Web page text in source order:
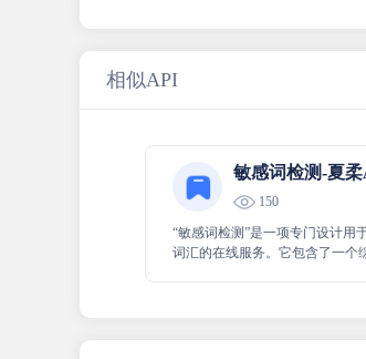
相似API
敏感词检测-夏
150
“敏感词检测”是一项专门设计用
词汇的在线服务。它包含了一个